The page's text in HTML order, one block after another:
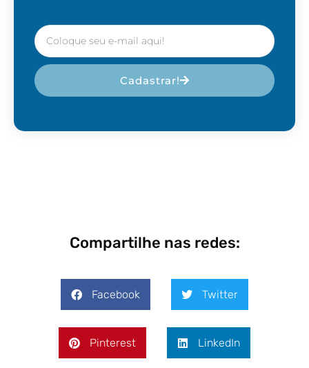
Cadastrar!
Compartilhe nas redes:
Facebook Twitter
Pinterest LinkedIn